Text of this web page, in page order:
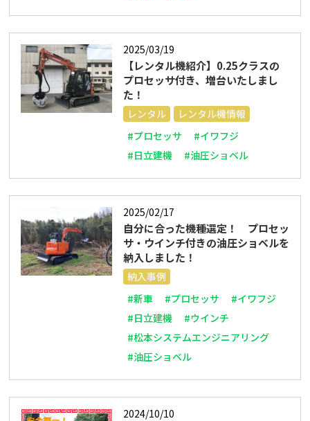
2025/03/19
【レンタル機紹介】0.25クラスの
プロセッサ付き、増台いたしまし
た！
レンタル
レンタル機情報
#プロセッサ
#イワフジ
#日立建機
#油圧ショベル
2025/02/17
自分に合った機種選定！ プロセッ
サ・ウインチ付きの油圧ショベルを
納入しました！
納入事例
#新車
#プロセッサ
#イワフジ
#日立建機
#ウインチ
#松本システムエンジニアリング
#油圧ショベル
2024/10/10